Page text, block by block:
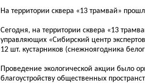
​На территории сквера «13 трамвай»
Сегодня, на территории сквера «13
управляющих «Сибирский центр
12 шт. кустарников (снежноягодника
Проведение экологической акции было
благоустройству общественных